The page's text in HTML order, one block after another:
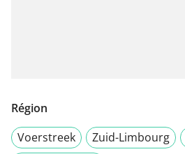
Région
Voerstreek
Zuid-Limbourg